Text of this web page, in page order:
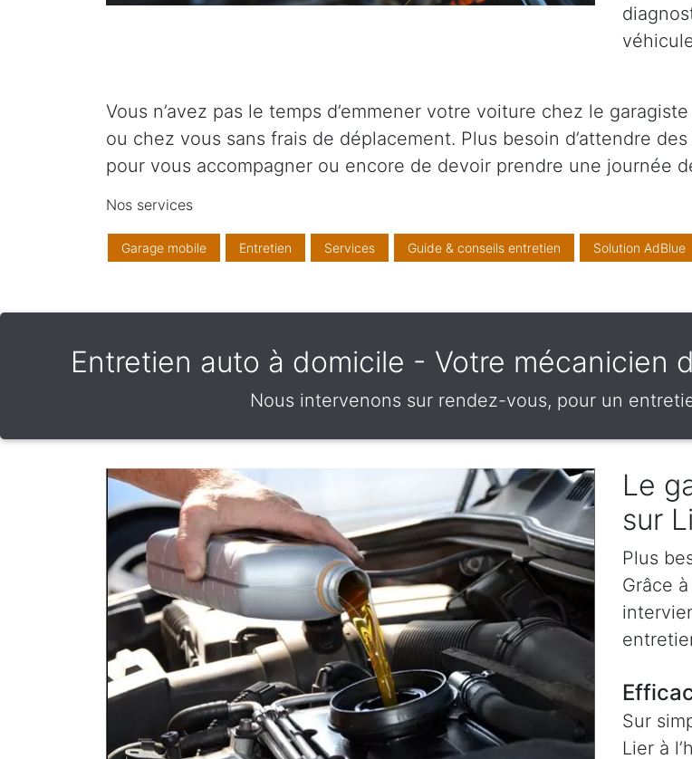
Vous n’avez pas le temps d’emmener votre voiture chez le
ou chez vous sans frais de déplacement. Plus besoin d’attendre
pour vous accompagner ou encore de devoir prendre une journée
Nos services
Garage mobile Entretien Services Guide & conseils entretien Solution AdBlue
Entretien auto à domicile - Votre mécanicien
Nous intervenons sur rendez-vous, pour un
Le
sur
Plus
Grâce
Sur
Lier à